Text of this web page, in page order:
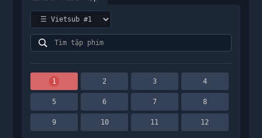
1 2 3 4
5 6 7 8
9 10 11 12